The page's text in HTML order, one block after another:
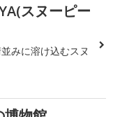
スヌーピー
みに溶け込むスヌ